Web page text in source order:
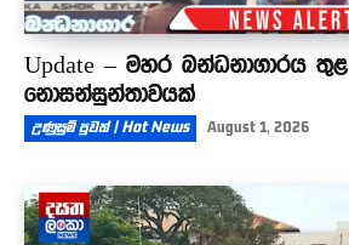
Update – මහර බන්ධනාගාරය තුළ
නොසන්සුන්තාවයක්
උණුසුම් පුවත් | Hot News August 1, 2026